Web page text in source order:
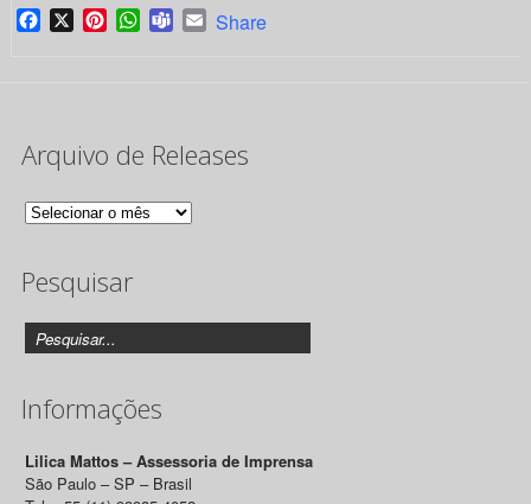
Facebook
X PinterestWhatsApp
TeamsEmail
Share
Arquivo de Releases
Arquivo
Releases
Pesquisar
Informações
Lilica Mattos – Assessoria de Imprensa
São Paulo – SP – Brasil